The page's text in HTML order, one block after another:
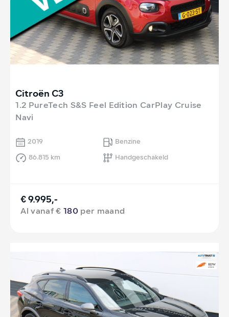
Citroën C3
1.2 PureTech S&S Feel Edition CarPlay Cruise
Navi
2019
Benzine
86.815 km
Handgeschakeld
€ 9.995,-
Al vanaf €180 per maand